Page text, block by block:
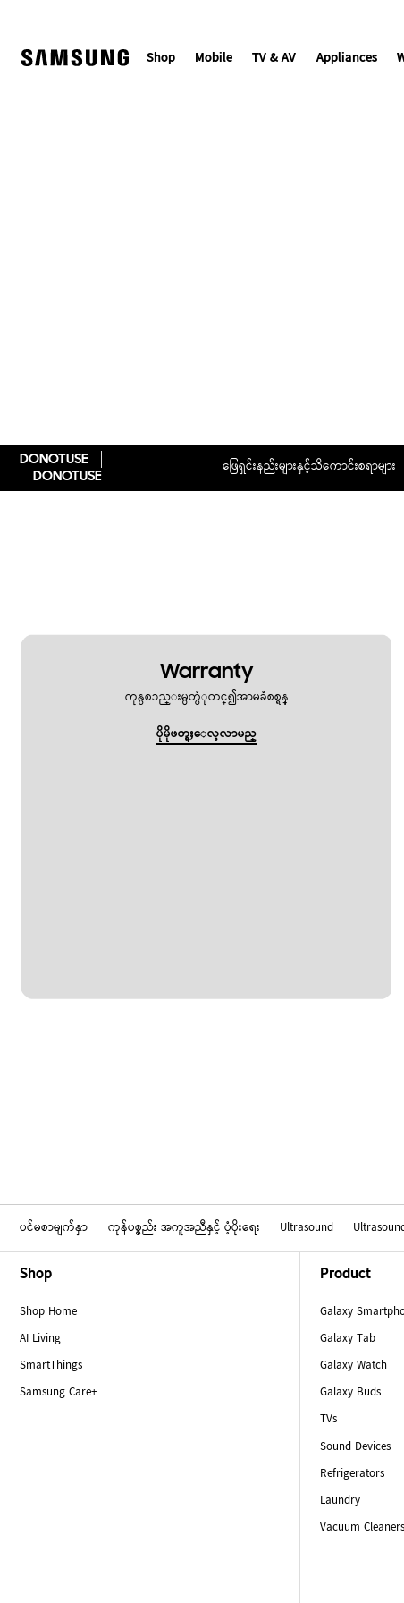
Shop Mobile TV & AV Appliances
DONOTUSE
DONOTUSE
ဖြေရှင်းနည်းများနှင့်သိကောင်းစရာများ
Warranty
ကုန္ပစၥည္းမွတ္ပံုတင္၍အာမခံစစ္ရန္
ပိုမိုဖတ္ရႈေလ့လာမည္
ပင်မစာမျက်နှာ ကုန်ပစ္စည်း အကူအညီနှင့် ပံ့ပိုးရေး Ultrasound
Shop
Shop Home
AI Living
SmartThings
Samsung Care+
Product
Galaxy
Galaxy Tab
Galaxy Watch
Galaxy Buds
TVs
Sound Devices
Refrigerators
Laundry
Vacuum Cleaners